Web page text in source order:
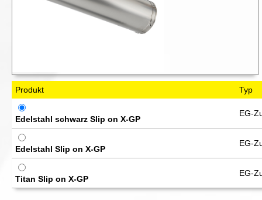
Produkt Typ
Edelstahl schwarz Slip on X-GP
EG-
Edelstahl Slip on X-GP
EG-
Titan Slip on X-GP
EG-